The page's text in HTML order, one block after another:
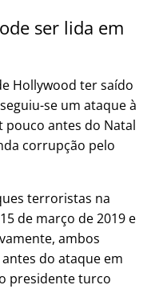
ser lida em
Hollywood ter saído
se um ataque à
antes do Natal
corrupção pelo
terroristas na
de março de 2019 e
ambos
do ataque em
presidente turco